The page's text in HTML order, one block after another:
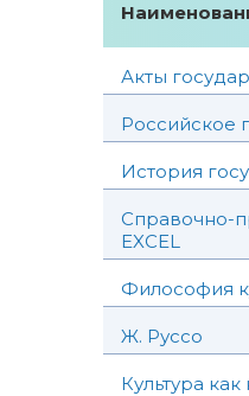
Акты
Российское
История
Справочно-
EXCEL
Философия
Ж. Руссо
Культура